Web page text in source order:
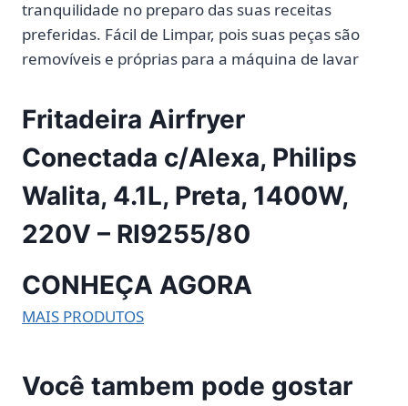
tranquilidade no preparo das suas receitas
preferidas. Fácil de Limpar, pois suas peças são
removíveis e próprias para a máquina de lavar
Fritadeira Airfryer
Conectada c/Alexa, Philips
Walita, 4.1L, Preta, 1400W,
220V – RI9255/80
CONHEÇA AGORA
MAIS PRODUTOS
Você tambem pode gostar